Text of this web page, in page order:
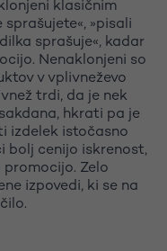
klasičnim
»pisali
sprašuje«, kadar
Nenaklonjeni so
v vplivneževo
trdi, da je nek
hkrati pa je
izdelek istočasno
bolj cenijo iskrenost,
promocijo. Zelo
izpovedi, ki se na